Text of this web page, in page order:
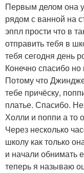
Первым делом она
рядом с ванной на
эппл прости что в
отправить тебя в
тебя сегодня день
Конечно спасибо
Потому что
тебе причёску,
платье. Спасибо.
Холли и поппи а то
Через несколько
школу как только
и начали обнимать
теперь я называю